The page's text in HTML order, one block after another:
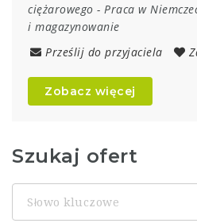
ciężarowego - Praca w
i magazynowanie
Prześlij do przyjaciela
Zobacz więcej
Szukaj ofert
Słowo
kluczowe